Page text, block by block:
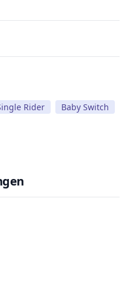
Rider
Baby Switch